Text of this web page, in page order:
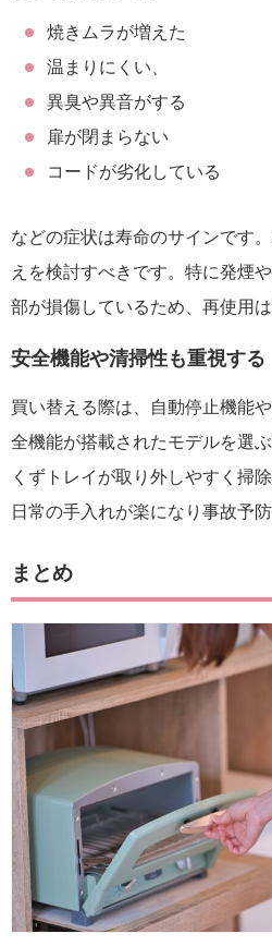
焼きムラが増えた
温まりにくい、
異臭や異音がする
扉が閉まらない
コードが劣化している
などの症状は寿命のサインです
えを検討すべきです。特に発煙
部が損傷しているため、再使用は
安全機能や清掃性も重視する
買い替える際は、自動停止機能
全機能が搭載されたモデルを選
くずトレイが取り外しやすく掃
日常の手入れが楽になり事故予
まとめ